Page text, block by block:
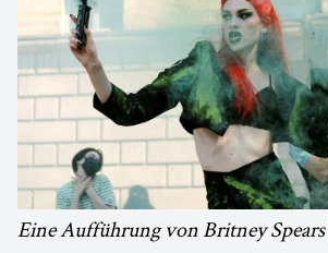
Eine Aufführung von Britney